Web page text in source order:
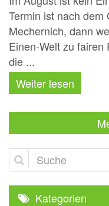
Termin ist nach dem
Mechernich, dann
Einen-Welt zu
die ...
Weiter lesen
Suche
Kategorien